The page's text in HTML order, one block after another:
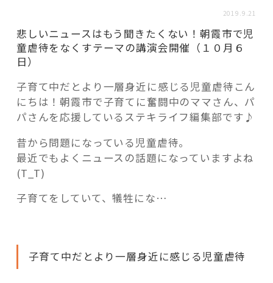
「モノ」
「ひと」
協賛・協力店
コーディネーター紹介
2019.9.21
悲しいニュースはもう聞きたくない！朝霞市で児
童虐待をなくすテーマの講演会開催（１０月６
日）
子育て中だとより一層身近に感じる児童虐待こん
にちは！朝霞市で子育てに奮闘中のママさん、パ
パさんを応援しているステキライフ編集部です♪
昔から問題になっている児童虐待。
最近でもよくニュースの話題になっていますよね
(T_T)
子育てをしていて、犠牲にな…
子育て中だとより一層身近に感じる児童虐待